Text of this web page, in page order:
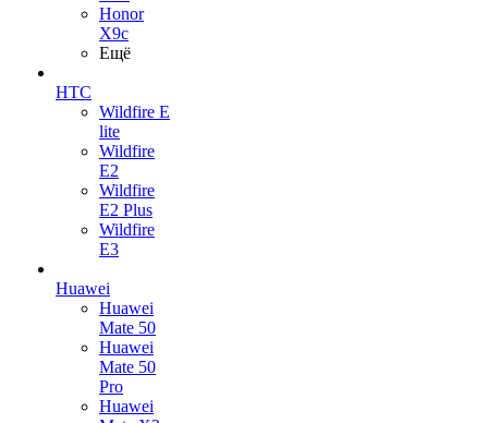
Honor
X9c
Ещё
HTC
Wildfire E
lite
Wildfire
E2
Wildfire
E2 Plus
Wildfire
E3
Huawei
Huawei
Mate 50
Huawei
Mate 50
Pro
Huawei